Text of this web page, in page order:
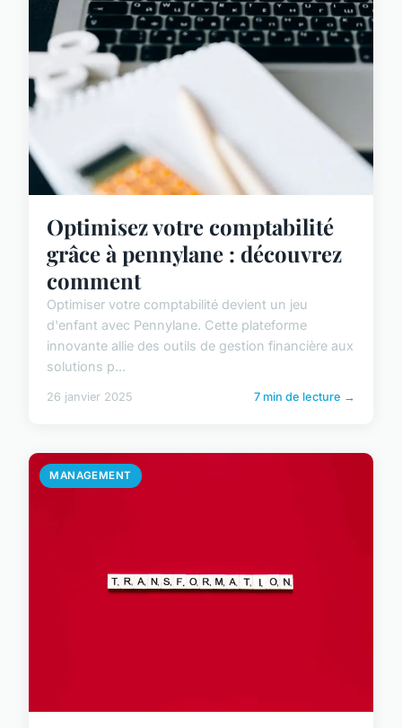
Optimisez votre comptabilité
grâce à pennylane : découvrez
comment
Optimiser votre comptabilité devient un jeu
d'enfant avec Pennylane. Cette plateforme
innovante allie des outils de gestion financière aux
solutions p...
26 janvier 2025 7 min de lecture →
MANAGEMENT